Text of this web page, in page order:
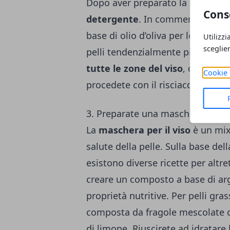
Cookie
Dopo aver preparato la pelle, è
detergente. In commercio ce
base di olio d’oliva per le pelli
pelli tendenzialmente più
tutte le zone del viso,
procedete con il risciacquo.
3. Preparate una maschera per il
La maschera per il viso è un
salute della pelle. Sulla base
esistono diverse ricette per
creare un composto a base di
proprietà nutritive. Per pelli
composta da fragole mescolate